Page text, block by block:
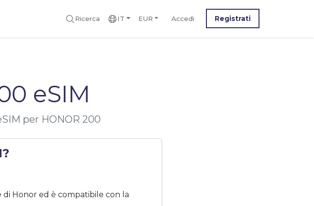
Ricerca IT EUR Accedi Registrati
eSIM
per HONOR 200
Honor ed è compatibile con la